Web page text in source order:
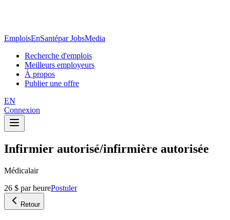
EmploisEnSantépar JobsMedia
Recherche d'emplois
Meilleurs employeurs
À propos
Publier une offre
EN
Connexion
Infirmier autorisé/infirmière autorisée
Médicalair
26 $ par heurePostuler
Retour